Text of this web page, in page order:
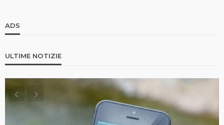
ADS
ULTIME NOTIZIE